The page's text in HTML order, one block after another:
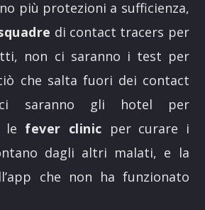
più protezioni a sufficienza,
di contact tracers per
non ci saranno i test per
che salta fuori dei contact
saranno gli hotel per
le fever clinic per curare i
dagli altri malati, e la
che non ha funzionato